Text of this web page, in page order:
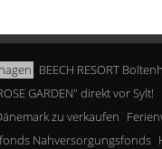
BEECH RESORT
GARDEN" direkt vor Sylt!
zu verkaufen
Nahversorgungsfonds